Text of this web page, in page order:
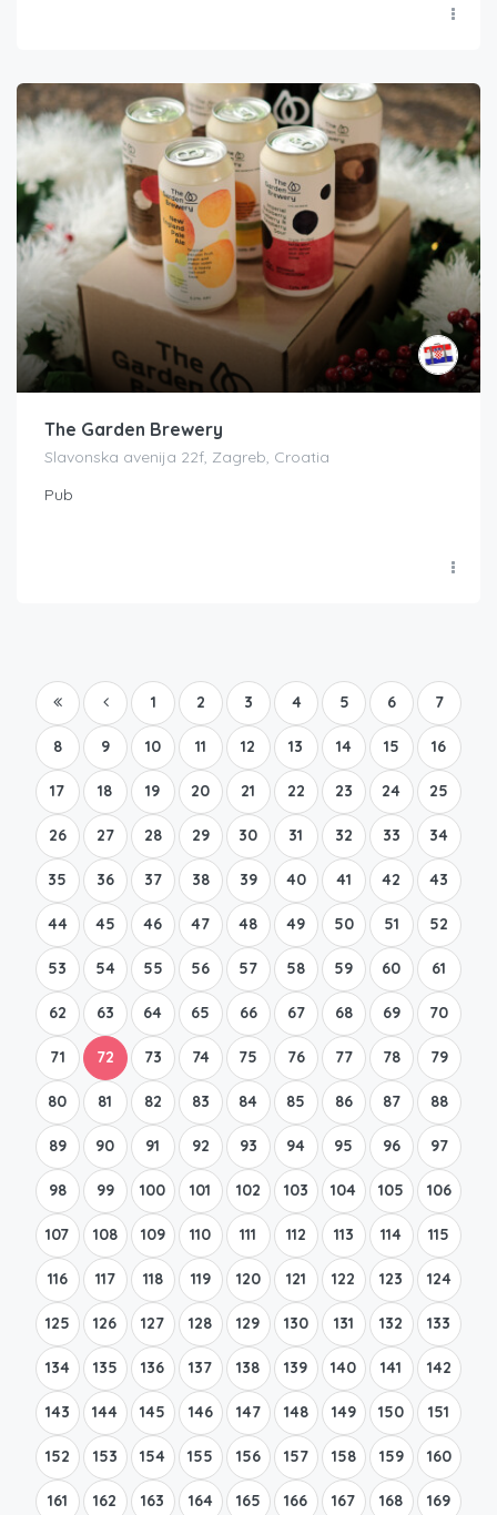
The Garden Brewery
Slavonska avenija 22f, Zagreb, Croatia
Pub
1 2 3 4 5 6 7
8 9 10 11 12 13 14 15 16
17 18 19 20 21 22 23 24 25
26 27 28 29 30 31 32 33 34
35 36 37 38 39 40 41 42 43
44 45 46 47 48 49 50 51 52
53 54 55 56 57 58 59 60 61
62 63 64 65 66 67 68 69 70
71 72 73 74 75 76 77 78 79
80 81 82 83 84 85 86 87 88
89 90 91 92 93 94 95 96 97
98 99 100 101 102 103 104 105 106
107 108 109 110 111 112 113 114 115
116 117 118 119 120 121 122 123 124
125 126 127 128 129 130 131 132 133
134 135 136 137 138 139 140 141 142
143 144 145 146 147 148 149 150 151
152 153 154 155 156 157 158 159 160
161 162 163 164 165 166 167 168 169